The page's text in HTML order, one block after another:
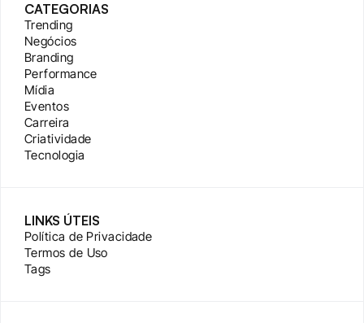
CATEGORIAS
Trending
Negócios
Branding
Performance
Mídia
Eventos
Carreira
Criatividade
Tecnologia
LINKS ÚTEIS
Política de Privacidade
Termos de Uso
Tags